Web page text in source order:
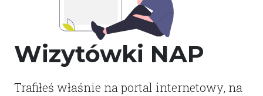
Wizytówki NAP
Trafiłeś właśnie na portal internetowy, na